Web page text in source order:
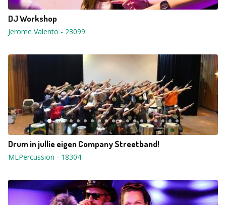
DJ Workshop
Jerome Valento - 23099
Drum in jullie eigen Company Streetband!
MLPercussion - 18304